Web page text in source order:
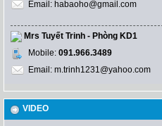
Email: habaoho@gmail.com
Mrs Tuyết Trinh - Phòng KD1
Mobile: 091.966.3489
Email: m.trinh1231@yahoo.com
VIDEO